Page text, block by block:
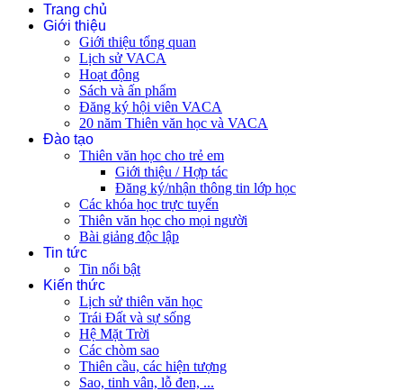
Trang chủ
Giới thiệu
Giới thiệu tổng quan
Lịch sử VACA
Hoạt động
Sách và ấn phẩm
Đăng ký hội viên VACA
20 năm Thiên văn học và VACA
Đào tạo
Thiên văn học cho trẻ em
Giới thiệu / Hợp tác
Đăng ký/nhận thông tin lớp học
Các khóa học trực tuyến
Thiên văn học cho mọi người
Bài giảng độc lập
Tin tức
Tin nổi bật
Kiến thức
Lịch sử thiên văn học
Trái Đất và sự sống
Hệ Mặt Trời
Các chòm sao
Thiên cầu, các hiện tượng
Sao, tinh vân, lỗ đen, ...